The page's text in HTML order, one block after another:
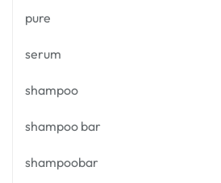
pure
serum
shampoo
shampoo bar
shampoobar